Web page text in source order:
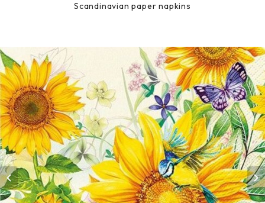
Scandinavian paper napkins